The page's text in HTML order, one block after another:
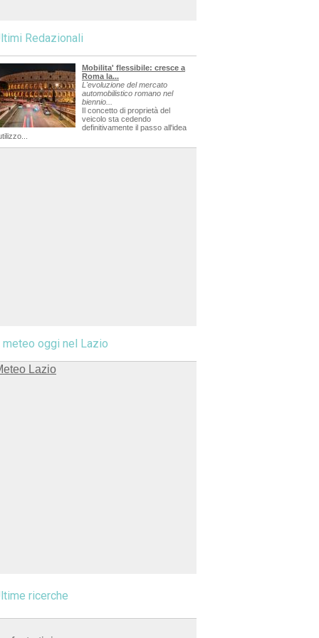
Redazionali
Mobilita' flessibile: cresce a
Roma la...
L'evoluzione del mercato
automobilistico romano nel
biennio...
Il concetto di proprietà del
veicolo sta cedendo
definitivamente il passo all'idea
meteo oggi nel Lazio
ricerche